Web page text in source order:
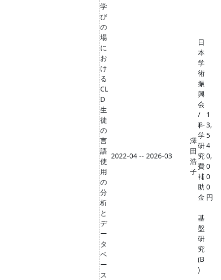
学
び
の
場
に
お
け
る
CL
D
生
徒
の
言
語
使
用
の
分
析
と
デ
ー
タ
ベ
ー
ス
2022-04 -- 2026-03
澤
田
浩
子
日
本
学
術
振
興
会
/
科
学
研
究
費
補
助
金
基
盤
研
究
(B
)
1
3,
5
4
0,
0
0
0
円